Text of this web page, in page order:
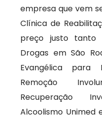
empresa que vem
Clínica de
preço justo tanto
Drogas em São
Evangélica para
Remoção
Recuperação
Alcoolismo Unimed